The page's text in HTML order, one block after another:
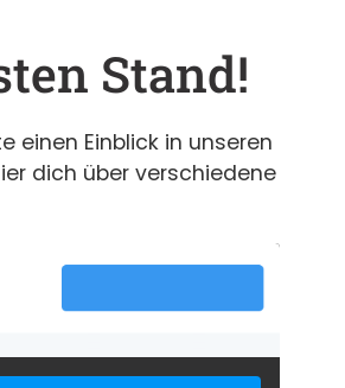
Stand!
einen Einblick in unseren
dich über verschiedene